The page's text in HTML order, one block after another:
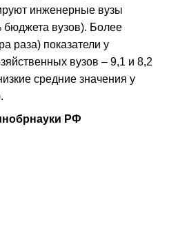
инженерные вузы
вузов). Более
раза) показатели у
вузов – 9,1 и 8,2
средние значения у
РФ